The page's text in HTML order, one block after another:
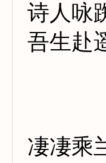
诗人咏
吾生赴
凄凄乘